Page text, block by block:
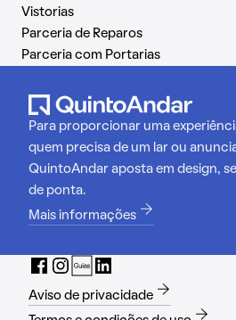
Vistorias
Parceria de Reparos
Parceria com Portarias
Para proporcionar uma
quem precisa de um lar ou
QuintoAndar aposta em design,
de ponta.
Mais informações
Aviso de privacidade